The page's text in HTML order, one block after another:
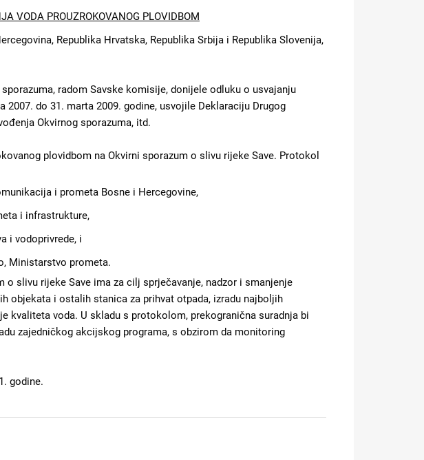
VODA PROUZROKOVANOG PLOVIDBOM
Republika Hrvatska, Republika Srbija i Republika Slovenija,
radom Savske komisije, donijele odluku o usvajanju
do 31. marta 2009. godine, usvojile Deklaraciju Drugog
Okvirnog sporazuma, itd.
plovidbom na Okvirni sporazum o slivu rijeke Save. Protokol
i prometa Bosne i Hercegovine,
i infrastrukture,
i vodoprivrede, i
Ministarstvo prometa.
slivu rijeke Save ima za cilj sprječavanje, nadzor i smanjenje
objekata i ostalih stanica za prihvat otpada, izradu najboljih
kvaliteta voda. U skladu s protokolom, prekogranična suradnja bi
zajedničkog akcijskog programa, s obzirom da monitoring
godine.